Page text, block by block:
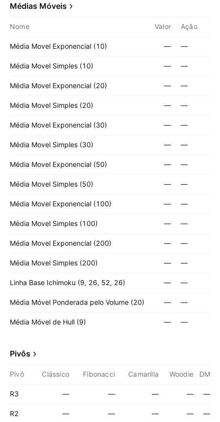
Médias Móveis
Nome Valor Ação
Média Movel Exponencial (10) — —
Média Movel Simples (10) — —
Média Movel Exponencial (20) — —
Média Movel Simples (20) — —
Média Movel Exponencial (30) — —
Média Movel Simples (30) — —
Média Movel Exponencial (50) — —
Média Movel Simples (50) — —
Média Movel Exponencial (100) — —
Média Movel Simples (100) — —
Média Movel Exponencial (200) — —
Média Movel Simples (200) — —
Linha Base Ichimoku (9, 26, 52, 26) — —
Média Móvel Ponderada pelo Volume (20) — —
Média Móvel de Hull (9) — —
Pivôs
Pivô Clássico Fibonacci Camarilla Woodie DM
R3 — — — — —
R2 — — — — —